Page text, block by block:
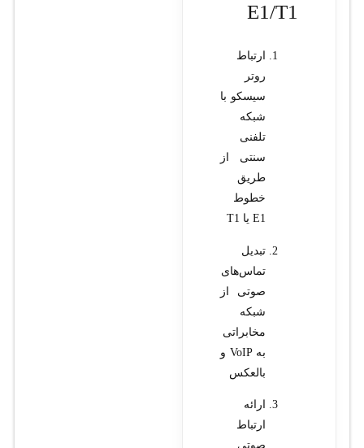
E1/T1
ارتباط
روتر
سیسکو با
شبکه
تلفنی
سنتی از
طریق
خطوط
E1 یا T1
تبدیل
تماس‌های
صوتی از
شبکه
مخابراتی
به VoIP و
بالعکس
ارائه
ارتباط
صوتی